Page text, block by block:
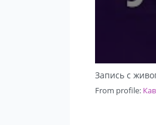
Запись с
From profile: